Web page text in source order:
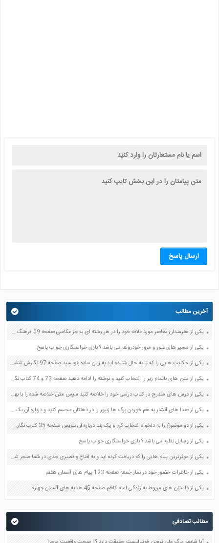
ارسال پاسخ
آخرین مطالب
یکی از هنرمندان معاصر مورد علاقه خود را در هر رشته ای به جز عکاسی صفحه 69 فرهنگ و هنر نهم
یکی از مسیر های عبور و مرور خودروها می باشد ؟ بازی خواستگاری جواب پاسخ
یکی از حکایت هایی را که تا به حال شنیده اید به زبان ساده بنویسید صفحه 97 نگارش ششم دبستان
یکی از متن های ناتمام زیر را انتخاب کنید و نوشته را ادامه دهید صفحه 73 و 74 کتاب نگارش فارسی پنجم دبستان
یکی از درس های مندرج در کتاب درسی خود را خلاصه کنید سپس متن خلاصه شده را با بهره گیری از روش های دسته بندی نمودار جدول نقشه مفهومی نشان دهید صفحه 118 نگارش یازدهم
یکی از صدا های آبشار به هم خوردن برگ ها زنبور را در ذهنتان مجسم کنید و درباره آن یک بند بنویسید صفحه 11 نگارش پنجم
یکی از دو موضوع را به دلخواه انتخاب کن و یک بند درباره آن بنویس صفحه 35 کتاب نگارش فارسی سوم
یکی از وسایل نقلیه می باشد ؟ بازی خواستگاری جواب پاسخ
یکی از موثرترین پیام هایی را که دریافت کرده اید و به اقناع و تغییری جدی در شما منجر شده است برسی کنید و علت این تاثیر گذاری قابل توجه را بنویسید صفحه 52 تفکر و سواد رسانه ای دهم
یکی از خاطرات حضور خود در نماز جمعه صفحه 123 پیام های آسمان هفتم
یکی از داستان های مربوط به زندگی امام کاظم صفحه 45 هدیه های آسمان چهارم
مطالب تصادفی